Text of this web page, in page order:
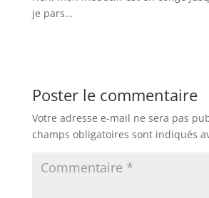
je pars…
Poster le commentaire
Votre adresse e-mail ne sera pas
champs obligatoires sont indiqués